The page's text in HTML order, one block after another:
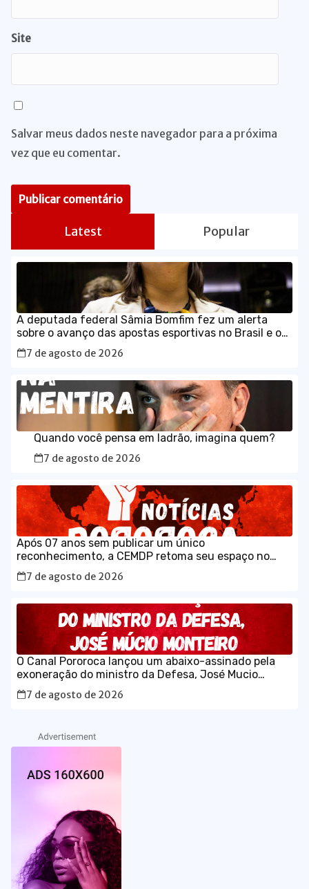
Site
Salvar meus dados neste navegador para a próxima
vez que eu comentar.
Latest Popular
A deputada federal Sâmia Bomfim fez um alerta
sobre o avanço das apostas esportivas no Brasil e os
impactos que as chamadas “bets” têm provocado no
orçamento das famílias.
7 de agosto de 2026
Quando você pensa em ladrão, imagina quem?
7 de agosto de 2026
Após 07 anos sem publicar um único
reconhecimento, a CEMDP retoma seu espaço no
Diário Ofical da União, com o caso histórico de JK.
7 de agosto de 2026
O Canal Pororoca lançou um abaixo-assinado pela
exoneração do ministro da Defesa, José Mucio
Monteiro.
7 de agosto de 2026